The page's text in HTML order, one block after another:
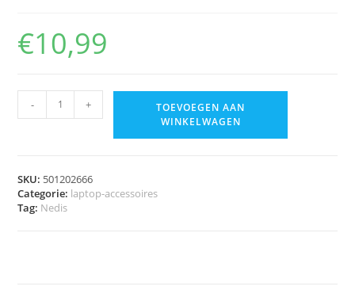
€10,99
- +
TOEVOEGEN AAN
WINKELWAGEN
SKU: 501202666
Categorie: laptop-accessoires
Tag: Nedis